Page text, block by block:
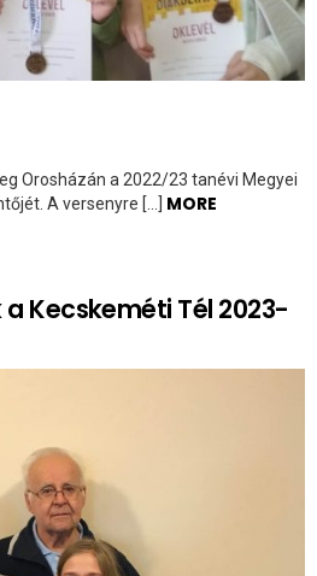
Orosházán a 2022/23 tanévi Megyei
A versenyre […] MORE
Kecskeméti Tél 2023-